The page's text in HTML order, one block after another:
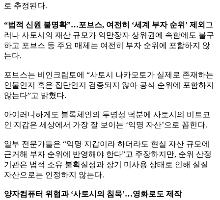
로 추정된다.
“법적 신원 불명확”…포브스, 여전히 ‘세계 부자 순위’ 제외 그
러나 사토시의 재산 규모가 억만장자 상위권에 속함에도 불구
하고 포브스 등 주요 매체는 여전히 부자 순위에 포함하지 않
는다.
포브스는 비인크립토에 “사토시 나카모토가 실제로 존재하는
인물인지 혹은 집단인지 검증되지 않아 공식 순위에 포함하지
않는다”고 밝혔다.
아이러니하게도 블록체인의 투명성 덕분에 사토시의 비트코
인 지갑은 세상에서 가장 잘 보이는 ‘익명 자산’으로 꼽힌다.
일부 전문가들은 “익명 지갑이라 하더라도 현실 자산 규모에
근거해 부자 순위에 반영해야 한다”고 주장하지만, 순위 산정
기관은 법적 소유 불확실성과 장기 미사용 상태로 인해 실질
자산으로는 인정하지 않는다.
양자컴퓨터 위협과 ‘사토시의 침묵’…영화로도 제작